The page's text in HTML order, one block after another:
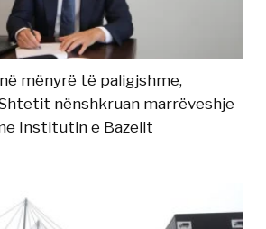
mënyrë të paligjshme,
nënshkruan marrëveshje
Institutin e Bazelit